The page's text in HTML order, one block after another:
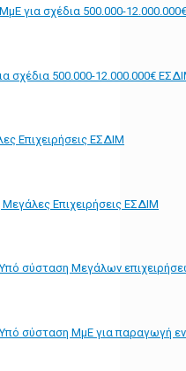
για σχέδια 500.000-
σχέδια 500.000-12.000.000€
Επιχειρήσεις ΕΣΔΙΜ
Επιχειρήσεις ΕΣΔΙΜ
σύσταση Μεγάλων
σύσταση ΜμΕ για παραγωγή